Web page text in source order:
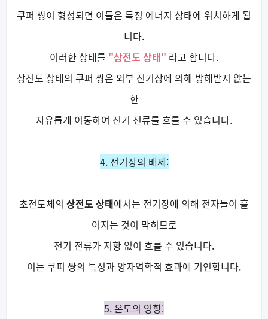
쿠퍼 쌍이 형성되면 이들은 특정 에너지 상태에 위치하게 됩
니다.
이러한 상태를 "상전도 상태" 라고 합니다.
상전도 상태의 쿠퍼 쌍은 외부 전기장에 의해 방해받지 않는
한
자유롭게 이동하여 전기 전류를 흐를 수 있습니다.
4. 전기장의 배제:
초전도체의 상전도 상태에서는 전기장에 의해 전자들이 흩
어지는 것이 막히므로
전기 전류가 저항 없이 흐를 수 있습니다.
이는 쿠퍼 쌍의 특성과 양자역학적 효과에 기인합니다.
5. 온도의 영향: